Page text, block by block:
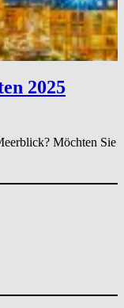
2025
Möchten Sie